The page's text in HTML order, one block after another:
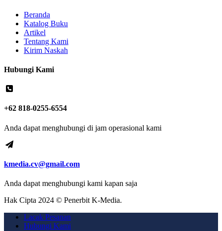
Beranda
Katalog Buku
Artikel
Tentang Kami
Kirim Naskah
Hubungi Kami
+62 818-0255-6554
Anda dapat menghubungi di jam operasional kami
kmedia.cv@gmail.com
Anda dapat menghubungi kami kapan saja
Hak Cipta 2024 © Penerbit K-Media.
Lacak Pesanan
Hubungi Kami